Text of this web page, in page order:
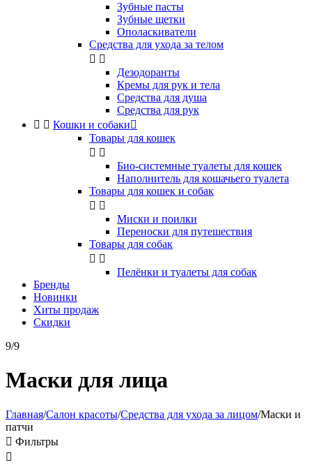
Зубные пасты
Зубные щетки
Ополаскиватели
Средства для ухода за телом
 
Дезодоранты
Кремы для рук и тела
Средства для душа
Средства для рук
  Кошки и собаки
Товары для кошек
 
Био-системные туалеты для кошек
Наполнитель для кошачьего туалета
Товары для кошек и собак
 
Миски и поилки
Переноски для путешествия
Товары для собак
 
Пелёнки и туалеты для собак
Бренды
Новинки
Хиты продаж
Скидки
9/9
Маски для лица
Главная/Салон красоты/Средства для ухода за лицом/Маски и
патчи
 Фильтры
